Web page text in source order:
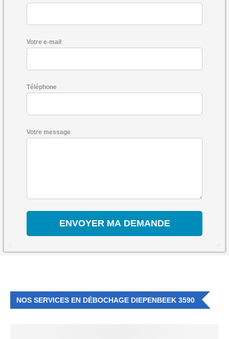
Votre e-mail
Téléphone
Votre message
NOS SERVICES EN DÉBOCHAGE DIEPENBEEK 3590